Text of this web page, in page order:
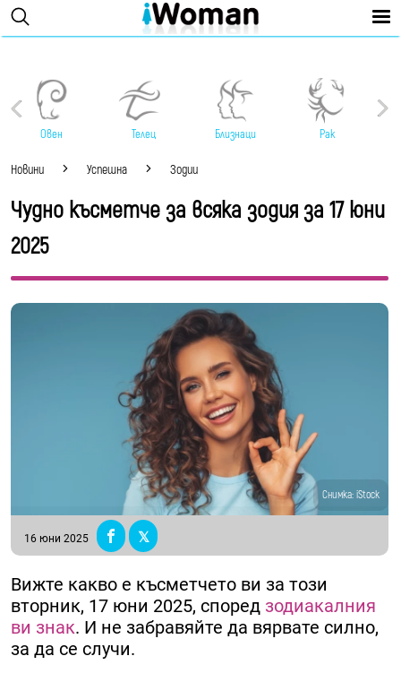
Овен Телец Близнаци Рак
Новини Успешна Зодии
Чудно късметче за всяка зодия за 17 юни
2025
Снимка: iStock
16 юни 2025
Вижте какво е късметчето ви за този
вторник, 17 юни 2025, според зодиакалния
ви знак. И не забравяйте да вярвате силно,
за да се случи.